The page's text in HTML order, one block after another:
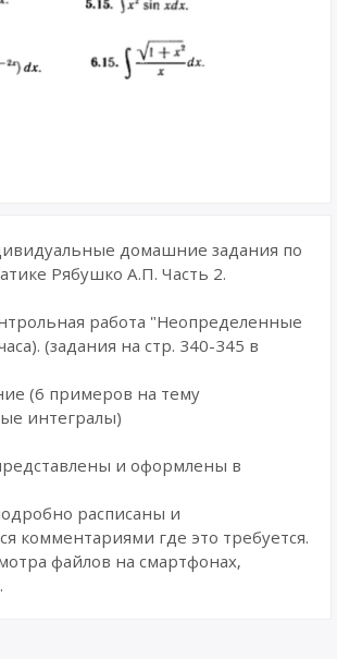
домашние задания по
Рябушко А.П. Часть 2.
работа "Неопределенные
(задания на стр. 340-345 в
(6 примеров на тему
интегралы)
и оформлены в
расписаны и
комментариями где это требуется.
файлов на смартфонах,